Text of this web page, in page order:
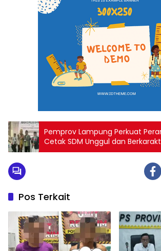
Pemprov Lampung Perkuat
Cetak SDM Unggul dan
Pos Terkait